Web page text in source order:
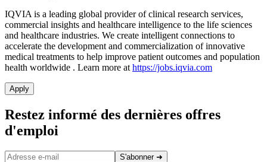
IQVIA is a leading global provider of clinical research services,
commercial insights and healthcare intelligence to the life sciences
and healthcare industries. We create intelligent connections to
accelerate the development and commercialization of innovative
medical treatments to help improve patient outcomes and population
health worldwide . Learn more at https://jobs.iqvia.com
Apply
Restez informé des dernières offres
d'emploi
S'abonner ➜